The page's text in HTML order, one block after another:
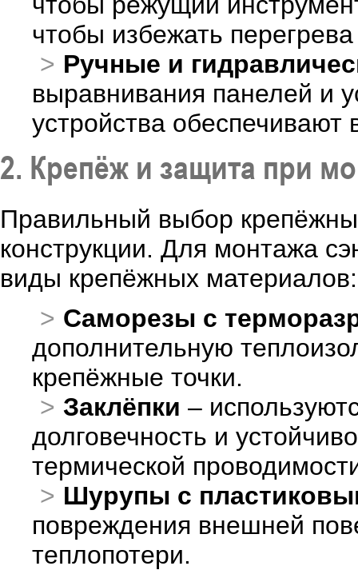
чтобы избежать
Ручные и
выравнивания панелей и
устройства
2. Крепёж и защита при
Правильный выбор
конструкции. Для монтажа
виды крепёжных материалов:
Саморезы с
дополнительную
крепёжные точки.
Заклёпки –
долговечность и
термической
Шурупы с
повреждения внешней
теплопотери.